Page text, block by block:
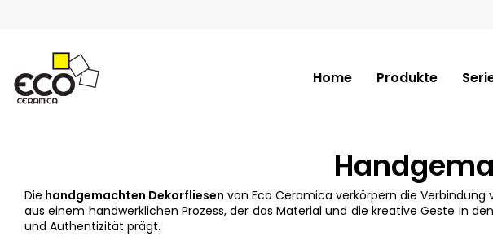
Home Produkte
Die handgemachten Dekorfliesen von Eco Ceramica verkörpern die
aus einem handwerklichen Prozess, der das Material und die kreative Geste in
und Authentizität prägt.